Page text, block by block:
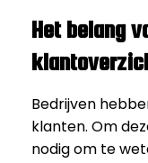
Het belang
Bedrijven
klanten. Om
nodig om te